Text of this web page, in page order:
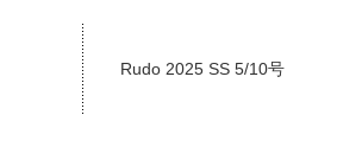
Rudo 2025 SS 5/10号